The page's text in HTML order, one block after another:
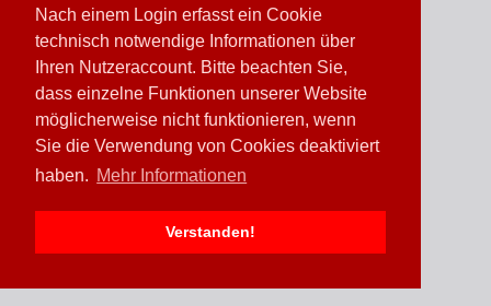
Nach einem Login erfasst ein Cookie
technisch notwendige Informationen über
Ihren Nutzeraccount. Bitte beachten Sie,
dass einzelne Funktionen unserer Website
möglicherweise nicht funktionieren, wenn
Sie die Verwendung von Cookies deaktiviert
haben. Mehr Informationen
Verstanden!